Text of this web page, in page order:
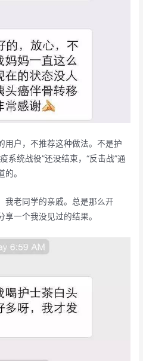
用户，不推荐这种做法。不是护
系统战役”还没结束，“反击战”通
。
我老同学的亲戚。总是那么开
一个我没见过的结果。